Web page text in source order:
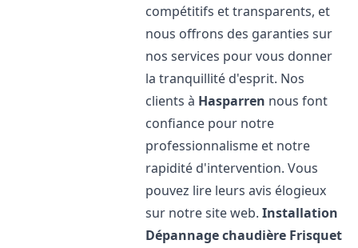
compétitifs et transparents, et
nous offrons des garanties sur
nos services pour vous donner
la tranquillité d'esprit. Nos
clients à Hasparren nous font
confiance pour notre
professionnalisme et notre
rapidité d'intervention. Vous
pouvez lire leurs avis élogieux
sur notre site web.Installation
Dépannage chaudière Frisquet